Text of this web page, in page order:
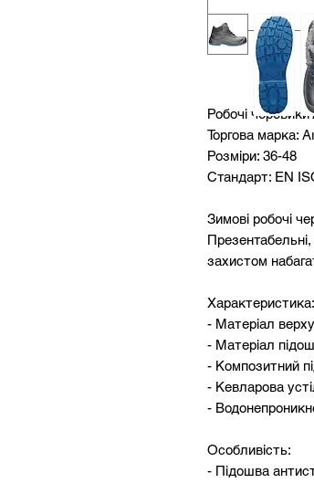
Робочі
Торгова марка:
Розміри: 36-48
Стандарт: EN
Зимові робочі
захистом
Характеристика:
- Матеріал
- Матеріал
- Композитний
- Кевларова
-
Особливість:
- Підошва